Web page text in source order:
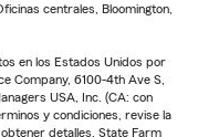
centrales, Bloomington,
en los Estados Unidos por
Company, 6100-4th Ave S,
USA, Inc. (CA: con
y condiciones, revise la
detalles. State Farm